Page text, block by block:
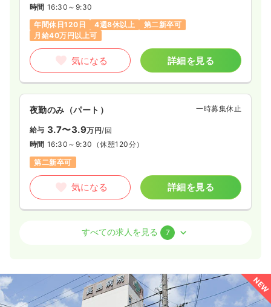
時間 16:30～9:30
年間休日120日
4週8休以上
第二新卒可
月給40万円以上可
気になる 詳細を見る
夜勤のみ（パート） 一時募集休止
給与 3.7〜3.9万円/回
時間 16:30～9:30 （休憩120分）
第二新卒可
気になる 詳細を見る
28.6〜34.1万円/月 賞与3.2ヶ月
※一例
時間 8:30～17:30
（休憩60分）
すべての求人を見る 7
NEW